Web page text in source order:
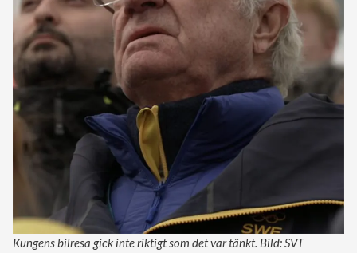
Kungens bilresa gick inte riktigt som det var tänkt. Bild: SVT